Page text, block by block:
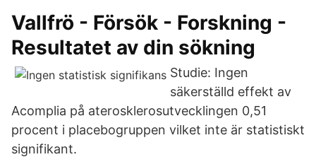
Vallfrö - Försök - Forskning -
Resultatet av din sökning
Studie: Ingen
säkerställd effekt av
Acomplia på aterosklerosutvecklingen 0,51
procent i placebogruppen vilket inte är statistiskt
signifikant.